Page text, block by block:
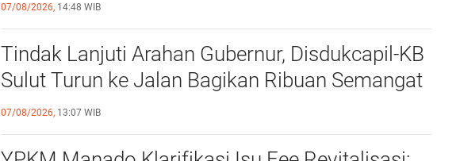
07/08/2026, 14:48 WIB
Tindak Lanjuti Arahan Gubernur, Disdukcapil-KB
Sulut Turun ke Jalan Bagikan Ribuan Semangat
Merah Putih kepada Masyarakat
07/08/2026, 13:07 WIB